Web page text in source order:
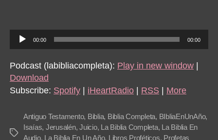
4
u
d
i
o
a
00:00 00:00
Podcast (labibliacompleta): Play in new window
Download
Subscribe: Spotify iHeartRadio RSS More
Tags
Antiguo Testamento, Biblia, Biblia Completa, BIbliaEnUnAño,
Isaías, Jerusalén,Juicio, La Biblia Completa, La Biblia En
Audio, La Biblia En Un Año, Libros Proféticos, Profetas